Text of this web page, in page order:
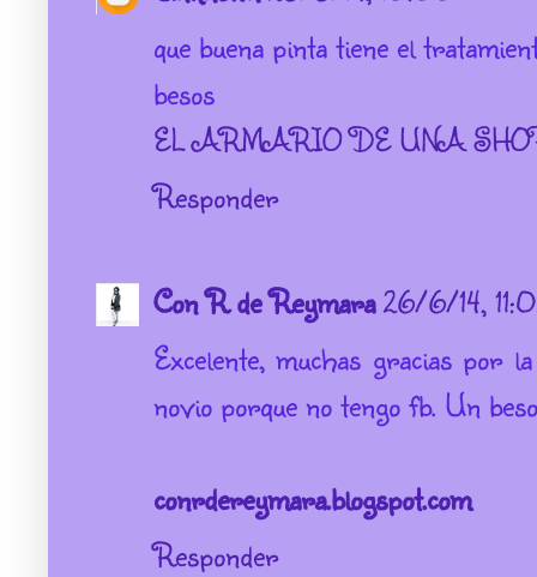
que buena pinta tiene el
besos
EL ARMARIO DE UNA
Responder
Con R de Reymara26/6/14,
Excelente, muchas gracias por
novio porque no tengo fb. Un
conrdereymara.blogspot.com
Responder